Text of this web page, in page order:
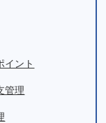
イント
管理